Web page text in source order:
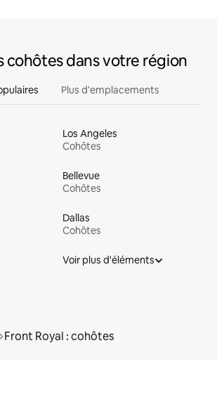
cohôtes dans votre région
Plus d'emplacements
Los Angeles
Cohôtes
Bellevue
Cohôtes
Dallas
Cohôtes
Voir plus d'éléments
Front Royal : cohôtes